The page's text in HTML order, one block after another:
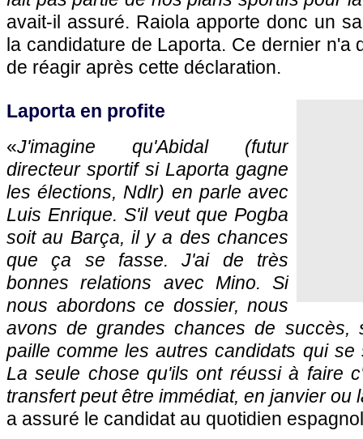
avait-il assuré. Raiola apporte donc un
la candidature de Laporta. Ce dernier n'a
de réagir après cette déclaration.
Laporta en profite
«J'imagine qu'Abidal (futur
directeur sportif si Laporta gagne
les élections, Ndlr) en parle avec
Luis Enrique. S'il veut que Pogba
soit au Barça, il y a des chances
que ça se fasse. J'ai de très
bonnes relations avec Mino. Si
nous abordons ce dossier, nous
avons de grandes chances de succès,
paille comme les autres candidats qui se
La seule chose qu'ils ont réussi à faire
transfert peut être immédiat, en janvier ou
a assuré le candidat au quotidien